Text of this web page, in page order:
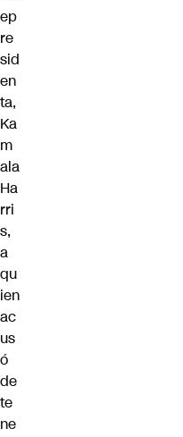
ep
re
sid
en
ta,
Ka
m
ala
Ha
rri
s,
a
qu
ien
ac
us
ó
de
te
ne